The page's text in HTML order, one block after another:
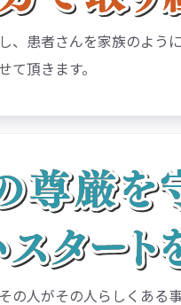
、患者さんを家族のよう
て頂きます。
の人がその人らしくある